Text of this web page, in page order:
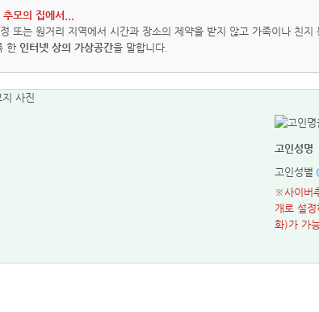
모의 집에서...
또는 원거리 지역에서 시간과 장소의 제약을 받지 않고 가족이나 친
한 인터넷 상의 가상공간을 말합니다.
고인성명
고인성별
※사이버
개로 설
화)가 가